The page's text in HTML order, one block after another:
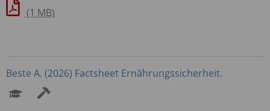
(1 MB)
Beste A. (2026) Factsheet Ernährungssicherheit.